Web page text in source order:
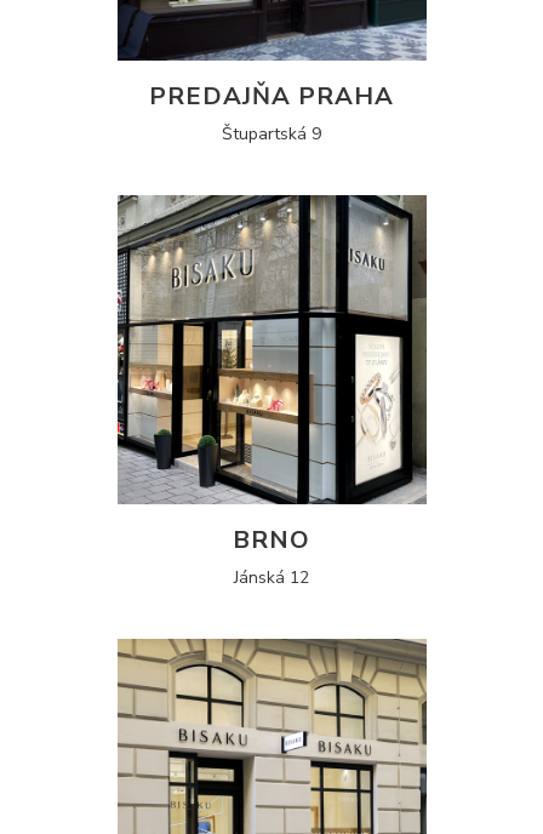
PREDAJŇA PRAHA
Štupartská 9
BRNO
Jánská 12